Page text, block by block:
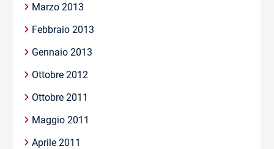
Marzo 2013
Febbraio 2013
Gennaio 2013
Ottobre 2012
Ottobre 2011
Maggio 2011
Aprile 2011